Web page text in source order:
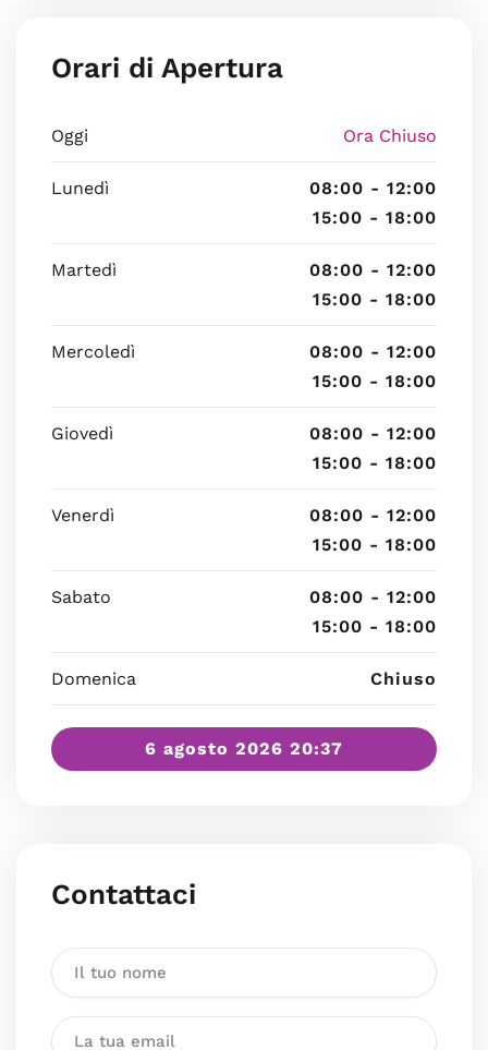
Orari di Apertura
Oggi Ora Chiuso
Lunedì
08:00 - 12:00
15:00 - 18:00
Martedì
08:00 - 12:00
15:00 - 18:00
Mercoledì
08:00 - 12:00
15:00 - 18:00
Giovedì
08:00 - 12:00
15:00 - 18:00
Venerdì
08:00 - 12:00
15:00 - 18:00
Sabato
08:00 - 12:00
15:00 - 18:00
Domenica Chiuso
6 agosto 2026 20:37
Contattaci